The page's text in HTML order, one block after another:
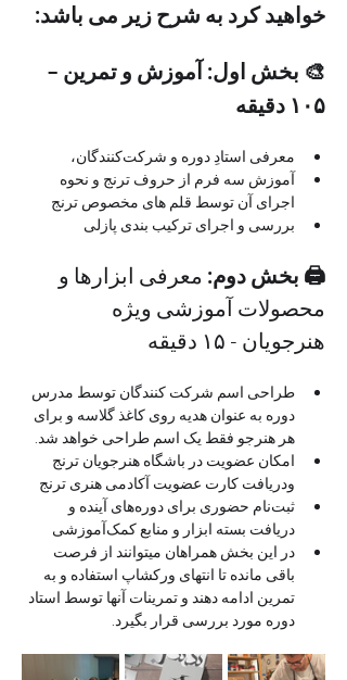
خواهید کرد به شرح زیر می باشد:
🎨 بخش اول: آموزش و تمرین –
۱۰۵ دقیقه
معرفی استادِ دوره و شرکت‌کنندگان،
آموزش سه فرم از حروف ترنج و نحوه
اجرای آن توسط قلم های مخصوص ترنج
بررسی و اجرای ترکیب بندی پازلی
🖨 بخش دوم: معرفی ابزارها و
محصولات آموزشی ویژه
هنرجویان - ۱۵ دقیقه
طراحی اسم شرکت کنندگان توسط مدرس
دوره به عنوان هدیه روی کاغذ گلاسه و برای
هر هنرجو فقط یک اسم طراحی خواهد شد.
امکان عضویت در باشگاه هنرجویان ترنج
ودریافت کارت عضویت آکادمی هنری ترنج
ثبت‌نام حضوری برای دوره‌های آینده و
دریافت بسته ابزار و منابع کمک‌آموزشی
در این بخش همراهان میتوانند از فرصت
باقی مانده تا انتهای ورکشاپ استفاده و به
تمرین ادامه دهند و تمرینات آنها توسط استاد
دوره مورد بررسی قرار بگیرد.